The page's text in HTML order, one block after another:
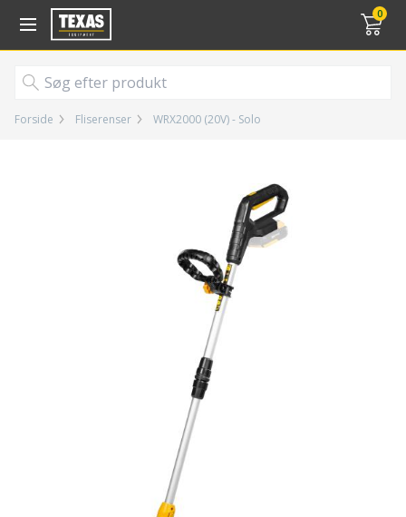
0
Gå til kurv (
Forside Fliserenser WRX2000 (20V) - Solo